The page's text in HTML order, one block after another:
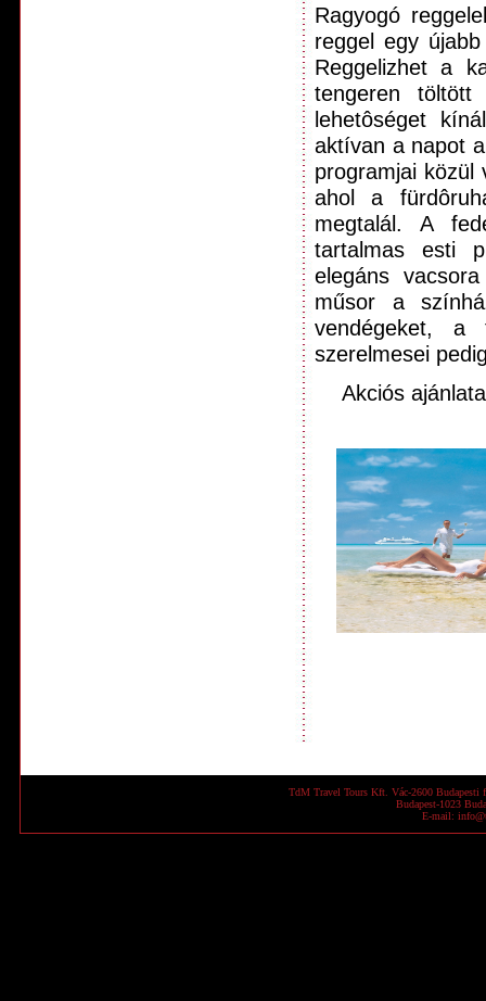
Ragyogó
reggel egy
Reggelizhet a
tengeren töltött
lehetôséget
aktívan a napot
programjai közül
ahol a
megtalál. A
tartalmas esti
elegáns
műsor a
vendégeket, a
szerelmesei
Akciós
TdM Travel Tours Kft. Vác-2600
Budapest-1023
E-mail: